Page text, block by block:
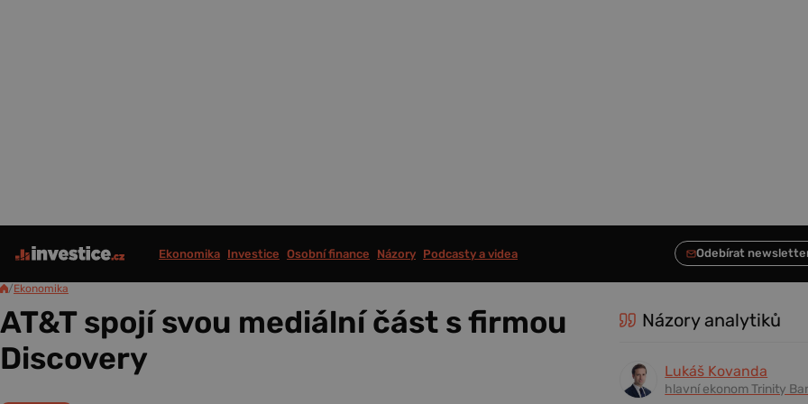
Ekonomika Investice Osobní finance Názory Podcasty a videa
/Ekonomika
AT&T spojí svou mediální část s firmou
Discovery
Názory analytiků
Lukáš Kovanda
hlavní ekonom Trinity